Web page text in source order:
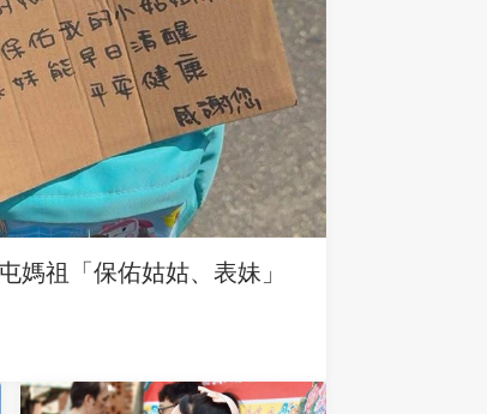
媽祖「保佑姑姑、表妹」